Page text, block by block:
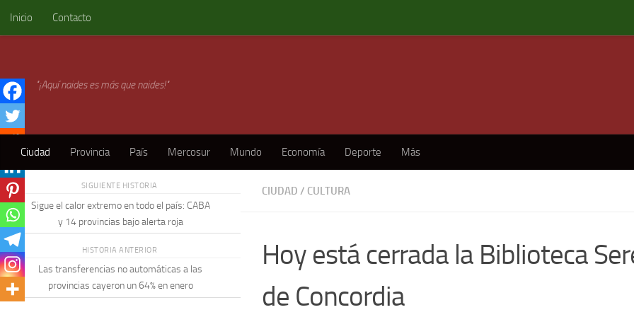
Skip to content
Inicio Contacto
"¡Aquí naides es más que naides!"
Ciudad Provincia País Mercosur Mundo Economía Deporte Más
CIUDAD / CULTURA
Hoy está cerrada la Biblioteca
de Concordia
SIGUIENTE HISTORIA
Sigue el calor extremo en todo el país: CABA
y 14 provincias bajo alerta roja
HISTORIA ANTERIOR
Las transferencias no automáticas a las
provincias cayeron un 64% en enero